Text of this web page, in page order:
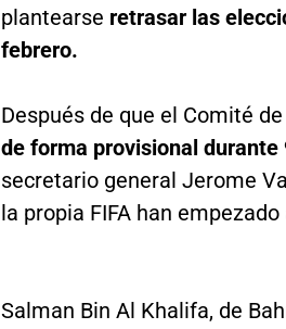
plantearse retrasar las
febrero.
Después de que el Comité
de forma provisional durante
secretario general Jerome
la propia FIFA han
Salman Bin Al Khalifa, de